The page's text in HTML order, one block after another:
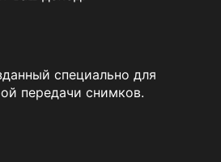
специально для
передачи снимков.